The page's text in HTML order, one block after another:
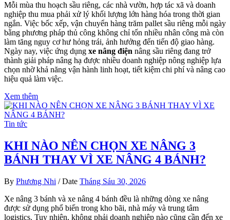
Mỗi mùa thu hoạch sầu riêng, các nhà vườn, hợp tác xã và doanh
nghiệp thu mua phải xử lý khối lượng lớn hàng hóa trong thời gian
ngắn. Việc bốc xếp, vận chuyển hàng trăm pallet sầu riêng mỗi ngày
bằng phương pháp thủ công không chỉ tốn nhiều nhân công mà còn
làm tăng nguy cơ hư hỏng trái, ảnh hưởng đến tiến độ giao hàng.
Ngày nay, việc ứng dụng xe nâng điện nâng sầu riêng đang trở
thành giải pháp nâng hạ được nhiều doanh nghiệp nông nghiệp lựa
chọn nhờ khả năng vận hành linh hoạt, tiết kiệm chi phí và nâng cao
hiệu quả làm việc.
Xem thêm
Tin tức
KHI NÀO NÊN CHỌN XE NÂNG 3
BÁNH THAY VÌ XE NÂNG 4 BÁNH?
By Phương Nhi / Date Tháng Sáu 30, 2026
Xe nâng 3 bánh và xe nâng 4 bánh đều là những dòng xe nâng
được sử dụng phổ biến trong kho bãi, nhà máy và trung tâm
logistics. Tuy nhiên, không phải doanh nghiệp nào cũng cần đến xe